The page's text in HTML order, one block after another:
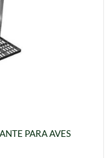
PARA AVES